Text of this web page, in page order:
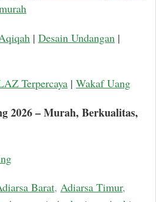
| Desain Undangan |
Terpercaya | Wakaf Uang
2026 – Murah, Berkualitas,
Barat, Adiarsa Timur,